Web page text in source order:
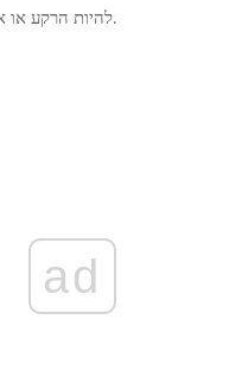
להיות הרקע או אחד האלמנטים בעיצוב. אז יש הרבה מקום להיות יצירתי.
ad